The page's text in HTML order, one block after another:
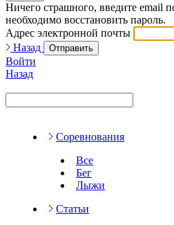
Ничего страшного, введите email
необходимо восстановить пароль.
Адрес электронной почты
Назад
Отправить
Войти
Назад
Соревнования
Все
Бег
Лыжи
Статьи